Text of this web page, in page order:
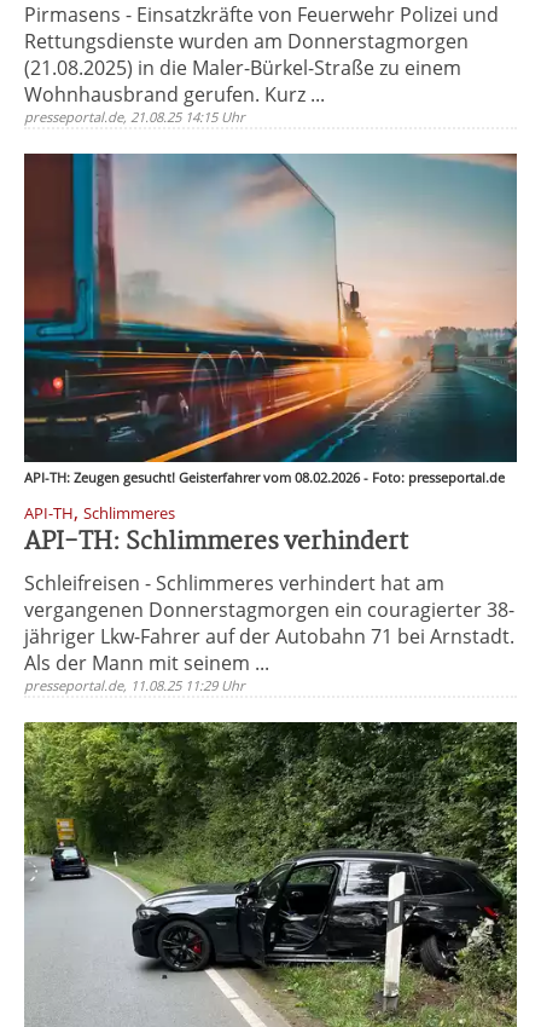
Pirmasens - Einsatzkräfte von Feuerwehr Polizei und
Rettungsdienste wurden am Donnerstagmorgen
(21.08.2025) in die Maler-Bürkel-Straße zu einem
Wohnhausbrand gerufen. Kurz ...
presseportal.de, 21.08.25 14:15 Uhr
API-TH: Zeugen gesucht! Geisterfahrer vom 08.02.2026 - Foto: presseportal.de
API-TH, Schlimmeres
API-TH: Schlimmeres verhindert
Schleifreisen - Schlimmeres verhindert hat am
vergangenen Donnerstagmorgen ein couragierter 38-
jähriger Lkw-Fahrer auf der Autobahn 71 bei Arnstadt.
Als der Mann mit seinem ...
presseportal.de, 11.08.25 11:29 Uhr